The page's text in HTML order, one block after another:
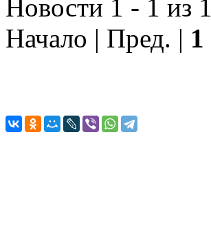
Новости 1 - 1 из 1
Начало | Пред. | 1